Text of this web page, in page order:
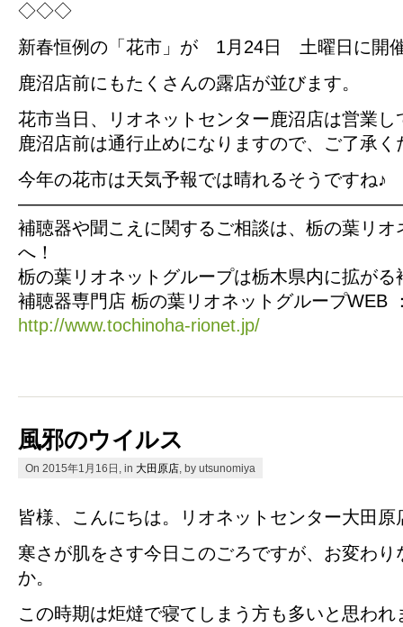
◇◇◇
新春恒例の「花市」が 1月24日 土曜日に開
鹿沼店前にもたくさんの露店が並びます。
花市当日、リオネットセンター鹿沼店は営業し
鹿沼店前は通行止めになりますので、ご了承く
今年の花市は天気予報では晴れるそうですね♪
補聴器や聞こえに関するご相談は、栃の葉リオ
へ！
栃の葉リオネットグループは栃木県内に拡がる
補聴器専門店 栃の葉リオネットグループWEB
http://www.tochinoha-rionet.jp/
風邪のウイルス
On 2015年1月16日, in 大田原店 , by utsunomiya
皆様、こんにちは。リオネットセンター大田原
寒さが肌をさす今日このごろですが、お変わ
か。
この時期は炬燵で寝てしまう方も多いと思わ